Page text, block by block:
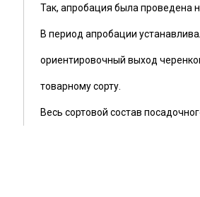
Так, апробация была проведена
В период апробации
ориентировочный выход
товарному сорту.
Весь сортовой состав